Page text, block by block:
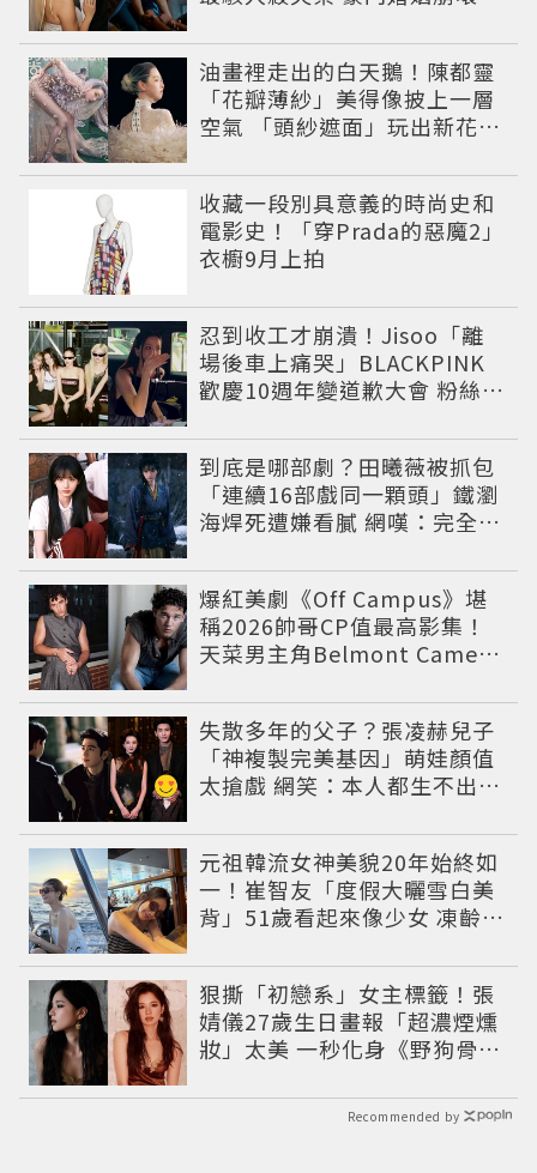
油畫裡走出的白天鵝！陳都靈
「花瓣薄紗」美得像披上一層
空氣 「頭紗遮面」玩出新花樣
收藏一段別具意義的時尚史和
電影史！「穿Prada的惡魔2」
衣櫥9月上拍
忍到收工才崩潰！Jisoo「離
場後車上痛哭」BLACKPINK
歡慶10週年變道歉大會 粉絲看
到底是哪部劇？田曦薇被抓包
「連續16部戲同一顆頭」鐵瀏
海焊死遭嫌看膩 網嘆：完全分
爆紅美劇《Off Campus》堪
稱2026帥哥CP值最高影集！
天菜男主角Belmont Cameli
滿費洛蒙
失散多年的父子？張凌赫兒子
「神複製完美基因」萌娃顏值
太搶戲 網笑：本人都生不出這
元祖韓流女神美貌20年始終如
一！崔智友「度假大曬雪白美
背」51歲看起來像少女 凍齡近
狠撕「初戀系」女主標籤！張
婧儀27歲生日畫報「超濃煙燻
妝」太美 一秒化身《野狗骨
Recommended by